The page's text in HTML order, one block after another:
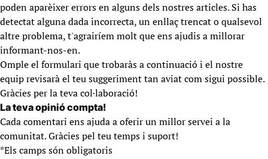
poden aparèixer errors en alguns dels nostres articles. Si has
detectat alguna dada incorrecta, un enllaç trencat o qualsevol
altre problema, t'agrairíem molt que ens ajudis a millorar
informant-nos-en.
Omple el formulari que trobaràs a continuació i el nostre
equip revisarà el teu suggeriment tan aviat com sigui possible.
Gràcies per la teva col·laboració!
La teva opinió compta!
Cada comentari ens ajuda a oferir un millor servei a la
comunitat. Gràcies pel teu temps i suport!
*Els camps són obligatoris